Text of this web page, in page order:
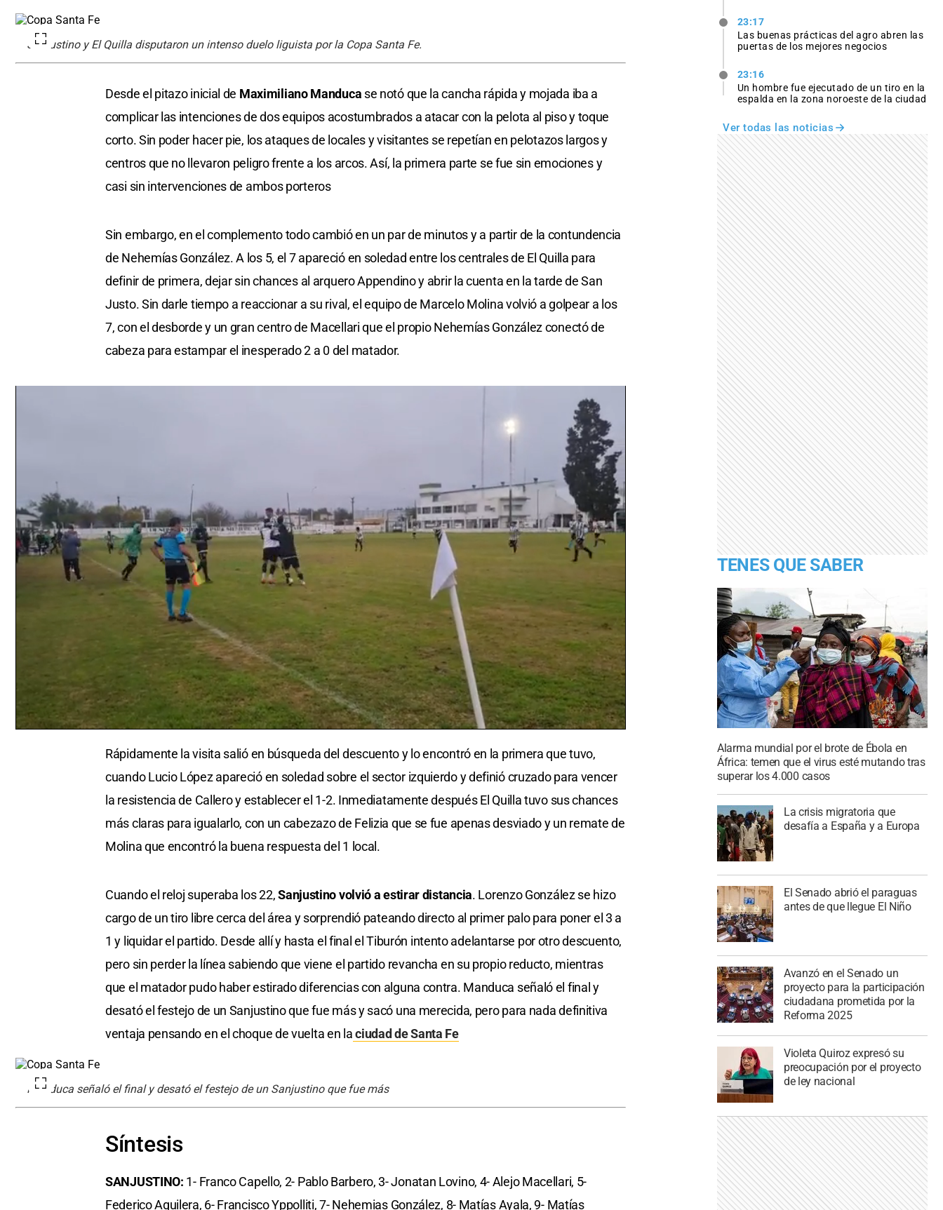
Sanjustino y El Quilla disputaron un intenso duelo liguista por la Copa Santa Fe.
Desde el pitazo inicial de Maximiliano Manduca se notó que la cancha rápida y mojada iba a
complicar las intenciones de dos equipos acostumbrados a atacar con la pelota al piso y toque
corto. Sin poder hacer pie, los ataques de locales y visitantes se repetían en pelotazos largos y
centros que no llevaron peligro frente a los arcos. Así, la primera parte se fue sin emociones y
casi sin intervenciones de ambos porteros
Sin embargo, en el complemento todo cambió en un par de minutos y a partir de la contundencia
de Nehemías González. A los 5, el 7 apareció en soledad entre los centrales de El Quilla para
definir de primera, dejar sin chances al arquero Appendino y abrir la cuenta en la tarde de San
Justo. Sin darle tiempo a reaccionar a su rival, el equipo de Marcelo Molina volvió a golpear a los
7, con el desborde y un gran centro de Macellari que el propio Nehemías González conectó de
cabeza para estampar el inesperado 2 a 0 del matador.
Rápidamente la visita salió en búsqueda del descuento y lo encontró en la primera que tuvo,
cuando Lucio López apareció en soledad sobre el sector izquierdo y definió cruzado para vencer
la resistencia de Callero y establecer el 1-2. Inmediatamente después El Quilla tuvo sus chances
más claras para igualarlo, con un cabezazo de Felizia que se fue apenas desviado y un remate de
Molina que encontró la buena respuesta del 1 local.
Cuando el reloj superaba los 22,Sanjustino volvió a estirar distancia. Lorenzo González se hizo
cargo de un tiro libre cerca del área y sorprendió pateando directo al primer palo para poner el 3 a
1 y liquidar el partido. Desde allí y hasta el final el Tiburón intento adelantarse por otro descuento,
pero sin perder la línea sabiendo que viene el partido revancha en su propio reducto, mientras
que el matador pudo haber estirado diferencias con alguna contra. Manduca señaló el final y
desató el festejo de un Sanjustino que fue más y sacó una merecida, pero para nada definitiva
ventaja pensando en el choque de vuelta en laciudad de Santa Fe
Manduca señaló el final y desató el festejo de un Sanjustino que fue más
Síntesis
SANJUSTINO: 1- Franco Capello, 2- Pablo Barbero, 3- Jonatan Lovino, 4- Alejo Macellari, 5-
Federico Aguilera, 6- Francisco Yppolliti, 7- Nehemias González, 8- Matías Ayala, 9- Matías
23:17
Las buenas prácticas del agro abren las
puertas de los mejores negocios
23:16
Un hombre fue ejecutado de un tiro en la
espalda en la zona noroeste de la ciudad
Ver todas las noticias
TENES QUE SABER
Alarma mundial por el brote de Ébola en
África: temen que el virus esté mutando tras
superar los 4.000 casos
La crisis migratoria que
desafía a España y a Europa
El Senado abrió el paraguas
antes de que llegue El Niño
Avanzó en el Senado un
proyecto para la participación
ciudadana prometida por la
Reforma 2025
Violeta Quiroz expresó su
preocupación por el proyecto
de ley nacional